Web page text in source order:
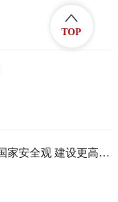
看图学习·改革为人民丨全面贯彻总体国家安全观 建设更高水平平安中国
TOP